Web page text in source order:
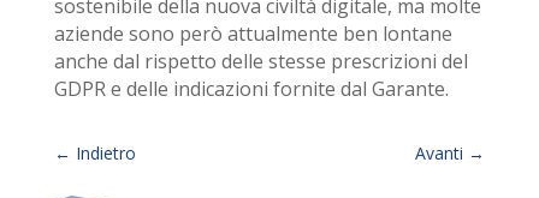
sostenibile della nuova civiltà digitale, ma molte
aziende sono però attualmente ben lontane
anche dal rispetto delle stesse prescrizioni del
GDPR e delle indicazioni fornite dal Garante.
← Indietro Avanti →